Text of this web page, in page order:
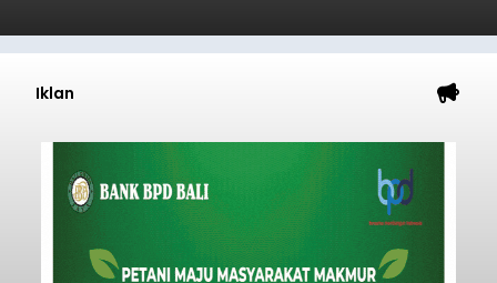
Iklan